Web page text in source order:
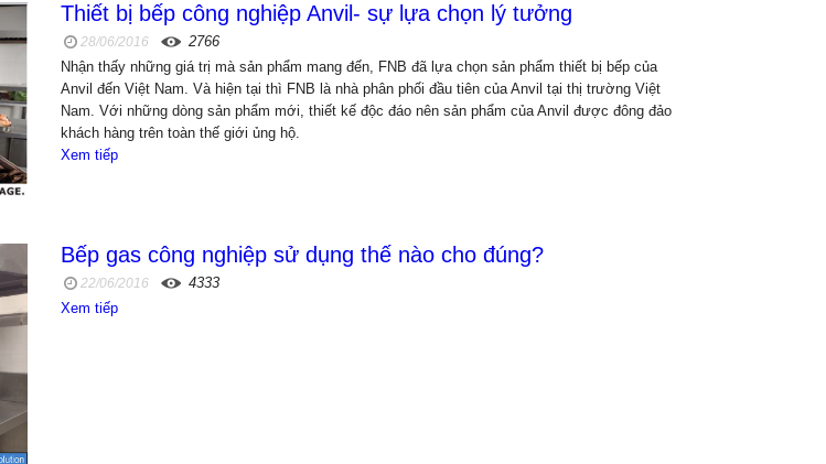
Thiết bị bếp công nghiệp Anvil- sự lựa chọn lý tưởng
28/06/2016
2766
Nhận thấy những giá trị mà sản phẩm mang đến, FNB đã lựa chọn sản phẩm thiết bị bếp của
Anvil đến Việt Nam. Và hiện tại thì FNB là nhà phân phối đầu tiên của Anvil tại thị trường Việt
Nam. Với những dòng sản phẩm mới, thiết kế độc đáo nên sản phẩm của Anvil được đông đảo
khách hàng trên toàn thế giới ủng hộ.
Xem tiếp
Bếp gas công nghiệp sử dụng thế nào cho đúng?
22/06/2016
4333
Xem tiếp